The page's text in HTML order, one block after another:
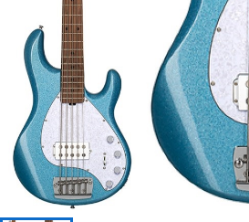
キーボード
管楽器
アンプ
DJ機器